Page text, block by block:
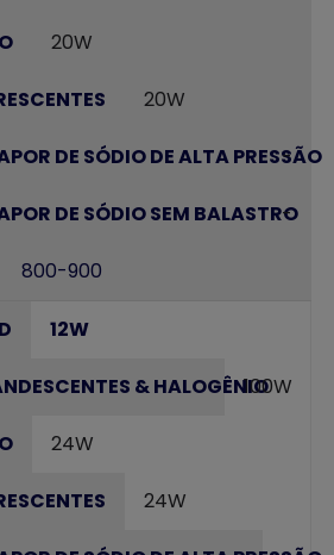
20W
20W
-
-
800-900
12W
100W
24W
24W